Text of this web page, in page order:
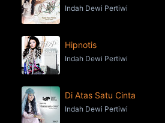
Indah Dewi Pertiwi
Hipnotis
Indah Dewi Pertiwi
Di Atas Satu Cinta
Indah Dewi Pertiwi